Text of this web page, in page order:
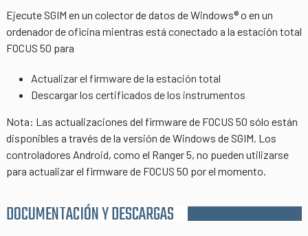
Ejecute SGIM en un colector de datos de Windows® o en un
ordenador de oficina mientras está conectado a la estación total
FOCUS 50 para
Actualizar el firmware de la estación total
Descargar los certificados de los instrumentos
Nota: Las actualizaciones del firmware de FOCUS 50 sólo están
disponibles a través de la versión de Windows de SGIM. Los
controladores Android, como el Ranger 5, no pueden utilizarse
para actualizar el firmware de FOCUS 50 por el momento.
DOCUMENTACIÓN Y DESCARGAS